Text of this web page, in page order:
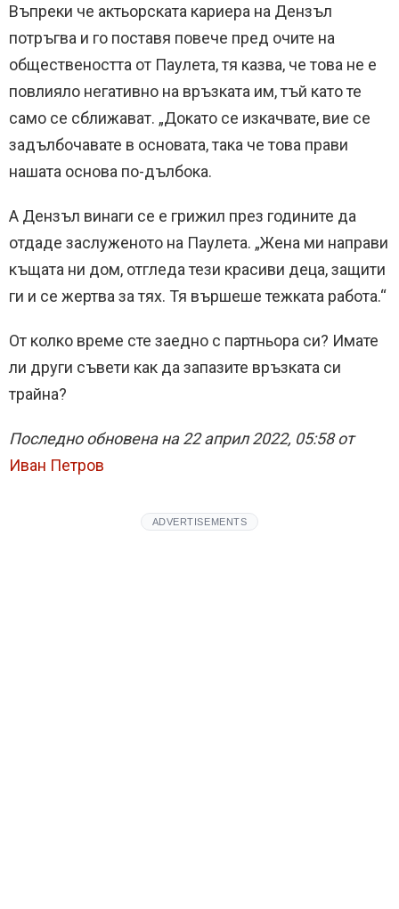
Въпреки че актьорската кариера на Дензъл
потръгва и го поставя повече пред очите на
обществеността от Паулета, тя казва, че това не е
повлияло негативно на връзката им, тъй като те
само се сближават. „Докато се изкачвате, вие се
задълбочавате в основата, така че това прави
нашата основа по-дълбока.
А Дензъл винаги се е грижил през годините да
отдаде заслуженото на Паулета. „Жена ми направи
къщата ни дом, отгледа тези красиви деца, защити
ги и се жертва за тях. Тя вършеше тежката работа.“
От колко време сте заедно с партньора си? Имате
ли други съвети как да запазите връзката си
трайна?
Последно обновена на 22 април 2022, 05:58 от
Иван Петров
ADVERTISEMENTS